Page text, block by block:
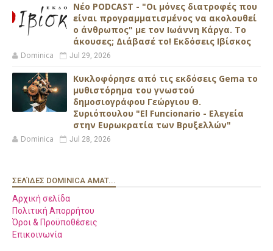
Νέο PODCAST - "Οι μόνες διατροφές που
είναι προγραμματισμένος να ακολουθεί
ο άνθρωπος" με τον Ιωάννη Κάργα. Το
άκουσες; Διάβασέ το! Εκδόσεις Ιβίσκος
Dominica Jul 29, 2026
Κυκλοφόρησε από τις εκδόσεις Gema το
μυθιστόρημα του γνωστού
δημοσιογράφου Γεώργιου Θ.
Συριόπουλου "El Funcionario - Ελεγεία
στην Ευρωκρατία των Βρυξελλών"
Dominica Jul 28, 2026
ΣΕΛΊΔΕΣ DOMINICA AMAT...
Αρχική σελίδα
Πολιτική Απορρήτου
Όροι & Προϋποθέσεις
Επικοινωνία